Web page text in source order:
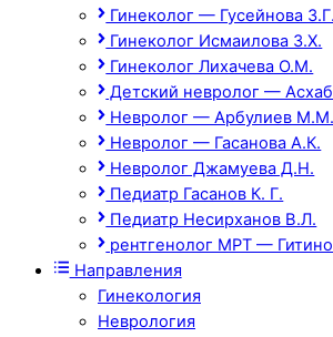
Гинеколог — Гусейнова З.Г.
Гинеколог Исмаилова З.Х.
Гинеколог Лихачева О.М.
Детский невролог —
Невролог — Арбулиев М.М.
Невролог — Гасанова А.К.
Невролог Джамуева Д.Н.
Педиатр Гасанов К. Г.
Педиатр Несирханов В.Л.
рентгенолог МРТ —
Направления
Гинекология
Неврология